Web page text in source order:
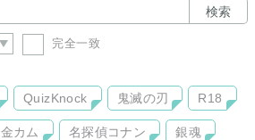
検索
完全一致
QuizKnock 鬼滅の刃 R18
金カム 名探偵コナン 銀魂